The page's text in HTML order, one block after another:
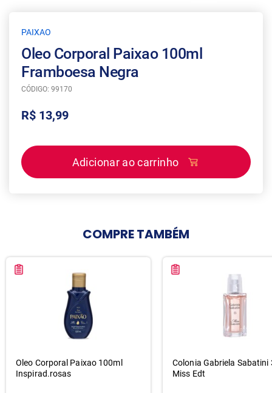
PAIXAO
Oleo Corporal Paixao 100ml
Framboesa Negra
CÓDIGO: 99170
R$ 13,99
Adicionar ao carrinho
COMPRETAMBÉM
Oleo Corporal Paixao 100ml
Inspirad.rosas
Colonia Gabriela Sabatini
Miss Edt